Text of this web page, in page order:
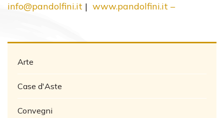
info@pandolfini.it | www.pandolfini.it –
Arte
Case d'Aste
Convegni